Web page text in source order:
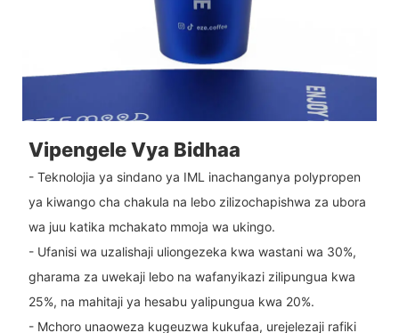
Vipengele Vya Bidhaa
- Teknolojia ya sindano ya IML inachanganya polypropen
ya kiwango cha chakula na lebo zilizochapishwa za ubora
wa juu katika mchakato mmoja wa ukingo.
- Ufanisi wa uzalishaji uliongezeka kwa wastani wa 30%,
gharama za uwekaji lebo na wafanyikazi zilipungua kwa
25%, na mahitaji ya hesabu yalipungua kwa 20%.
- Mchoro unaoweza kugeuzwa kukufaa, urejelezaji rafiki